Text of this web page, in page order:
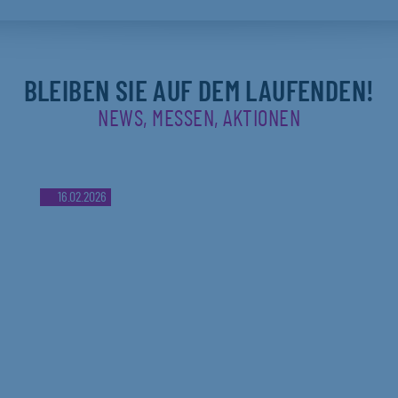
BLEIBEN SIE AUF DEM LAUFENDEN!
NEWS, MESSEN, AKTIONEN
16.02.2026